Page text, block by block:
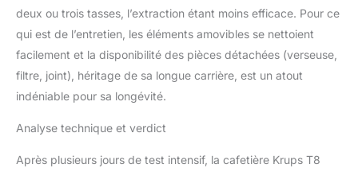
deux ou trois tasses, l’extraction étant moins efficace. Pour ce
qui est de l’entretien, les éléments amovibles se nettoient
facilement et la disponibilité des pièces détachées (verseuse,
filtre, joint), héritage de sa longue carrière, est un atout
indéniable pour sa longévité.
Analyse technique et verdict
Après plusieurs jours de test intensif, la cafetière Krups T8